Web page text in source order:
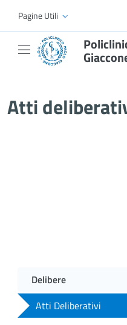
Skip to Main Content
Pagine Utili
Atti
Delibere
Atti Deliberativi